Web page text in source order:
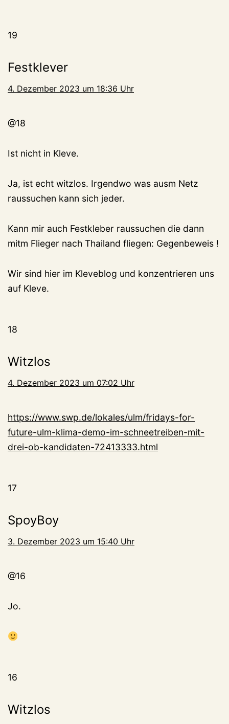
19
Festklever
4. Dezember 2023 um 18:36 Uhr
@18
Ist nicht in Kleve.
Ja, ist echt witzlos. Irgendwo was ausm Netz
raussuchen kann sich jeder.
Kann mir auch Festkleber raussuchen die dann
mitm Flieger nach Thailand fliegen: Gegenbeweis !
Wir sind hier im Kleveblog und konzentrieren uns
auf Kleve.
18
Witzlos
4. Dezember 2023 um 07:02 Uhr
https://www.swp.de/lokales/ulm/fridays-for-
future-ulm-klima-demo-im-schneetreiben-mit-
drei-ob-kandidaten-72413333.html
17
SpoyBoy
3. Dezember 2023 um 15:40 Uhr
@16
Jo.
16
Witzlos